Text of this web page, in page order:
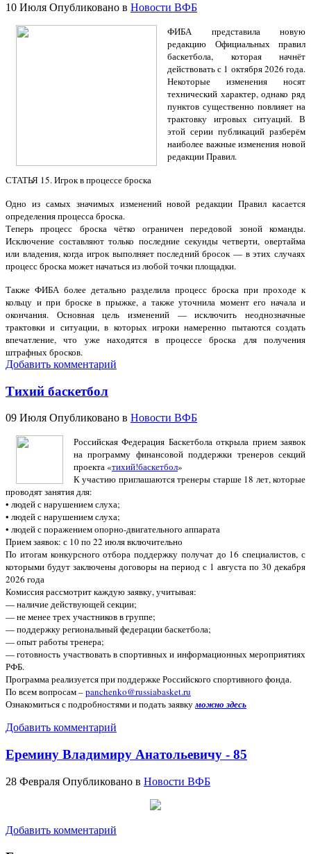
10 Июля Опубликовано в Новости ВФБ
ФИБА представила новую
редакцию Официальных правил
баскетбола, которая начнёт
действовать с 1 октября 2026 года.
Некоторые изменения носят
технический характер, однако ряд
пунктов существенно повлияет на
трактовку игровых ситуаций. В
этой серии публикаций разберём
наиболее важные изменения новой
редакции Правил.
СТАТЬЯ 15. Игрок в процессе броска
Одно из самых значимых изменений новой редакции Правил касается
определения процесса броска.
Теперь процесс броска чётко ограничен передовой зоной команды.
Исключение составляют только последние секунды четверти, овертайма
или владения, когда игрок выполняет последний бросок — в этих случаях
процесс броска может начаться из любой точки площадки.
Также ФИБА более детально разделила процесс броска при проходе к
кольцу и при броске в прыжке, а также уточнила момент его начала и
окончания. Основная цель изменений — исключить неоднозначные
трактовки и ситуации, в которых игроки намеренно пытаются создать
впечатление, что уже находятся в процессе броска для получения
штрафных бросков.
Добавить комментарий
Тихий баскетбол
09 Июля Опубликовано в Новости ВФБ
Российская Федерация Баскетбола открыла прием заявок
на программу финансовой поддержки тренеров секций
проекта «тихий!баскетбол»
К участию приглашаются тренеры старше 18 лет, которые
проводят занятия для:
• людей с нарушением слуха;
• людей с нарушением слуха;
• людей с поражением опорно-двигательного аппарата
Прием заявок: с 10 по 22 июля включительно
По итогам конкурсного отбора поддержку получат до 16 специалистов, с
которыми будут заключены договоры на период с 1 августа по 30 декабря
2026 года
Комиссия рассмотрит каждую заявку, учитывая:
— наличие действующей секции;
— не менее трех участников в группе;
— поддержку региональный федерации баскетбола;
— опыт работы тренера;
— готовность участвовать в спортивных и информационных мероприятиях
РФБ.
Программа реализуется при поддержке Российского спортивного фонда.
По всем вопросам –panchenko@russiabasket.ru
Ознакомиться с подробностями и подать заявкуможно здесь
Добавить комментарий
Еремину Владимиру Анатольевичу - 85
28 Февраля Опубликовано в Новости ВФБ
Добавить комментарий